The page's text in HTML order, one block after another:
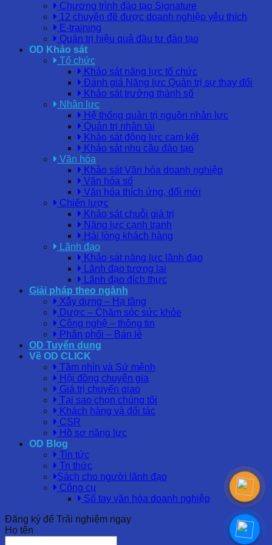
Chương trình đào tạo Signature
12 chuyên đề được doanh nghiệp yêu thích
E-training
Quản trị hiệu quả đầu tư đào tạo
OD Khảo sát
Tổ chức
Khảo sát năng lực tổ chức
Đánh giá Năng lực Quản trị sự thay đổi
Khảo sát trưởng thành số
Nhân lực
Hệ thống quản trị nguồn nhân lực
Quản trị nhân tài
Khảo sát động lực cam kết
Khảo sát nhu cầu đào tạo
Văn hóa
Khảo sát Văn hóa doanh nghiệp
Văn hóa số
Văn hóa thích ứng, đổi mới
Chiến lược
Khảo sát chuỗi giá trị
Năng lực cạnh tranh
Hài lòng khách hàng
Lãnh đạo
Khảo sát năng lực lãnh đạo
Lãnh đạo tương lai
Lãnh đạo đích thực
Giải pháp theo ngành
Xây dựng – Hạ tầng
Dược – Chăm sóc sức khỏe
Công nghệ – thông tin
Phân phối – Bán lẻ
OD Tuyển dụng
Về OD CLICK
Tầm nhìn và Sứ mệnh
Hội đồng chuyên gia
Giá trị chuyển giao
Tại sao chọn chúng tôi
Khách hàng và đối tác
CSR
Hồ sơ năng lực
OD Blog
Tin tức
Tri thức
Sách cho người lãnh đạo
Công cụ
Sổ tay văn hóa doanh nghiệp
Đăng ký để Trải nghiệm ngay
Họ tên